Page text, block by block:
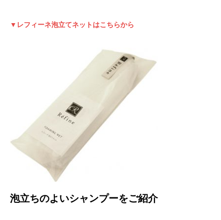
▼レフィーネ泡立てネットはこちらから
泡立ちのよいシャンプーをご紹介